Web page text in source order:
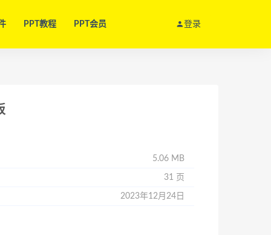
PPT教程 PPT会员 登录
5.06 MB
31 页
2023年12月24日